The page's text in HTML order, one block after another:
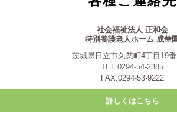
社会福祉法人 正和会
特別養護老人ホーム 成華
茨城県日立市久慈町4丁目19
TEL.0294-54-2385
FAX.0294-53-9222
詳しくはこちら